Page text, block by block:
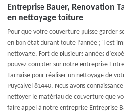
Entreprise Bauer, Renovation
en nettoyage toiture
Pour que votre couverture puisse garder
en bon état durant toute l’année ; il est
nettoyage. Fort de plusieurs années
pouvez compter sur notre entreprise
Tarnaise pour réaliser un nettoyage de
Puycalvel 81440. Nous avons
nettoyer le matériau de couverture que
faire appel à notre entreprise Entreprise